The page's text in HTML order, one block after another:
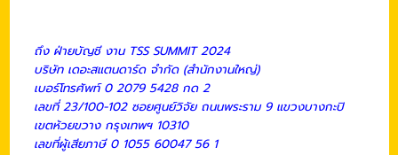
ถึง ฝ่ายบัญชี งาน TSS SUMMIT 2024
บริษัท เดอะสแตนดาร์ด จำกัด (สำนักงานใหญ่)
เบอร์โทรศัพท์ 0 2079 5428 กด 2
เลขที่ 23/100-102 ซอยศูนย์วิจัย ถนนพระราม 9 แขวงบางกะปิ
เขตห้วยขวาง กรุงเทพฯ 10310
เลขที่ผู้เสียภาษี 0 1055 60047 56 1